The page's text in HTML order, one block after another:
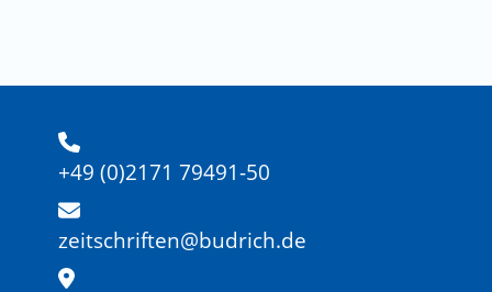
+49 (0)2171 79491-50
zeitschriften@budrich.de